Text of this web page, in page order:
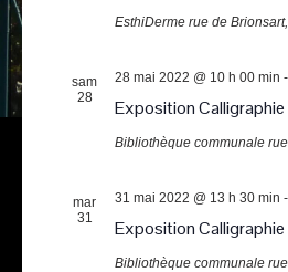
EsthiDerme rue de
sam
28
Exposition Calligraphie
28 mai 2022 @ 10 h 00 min -
Bibliothèque communale
mar
31
Exposition Calligraphie
31 mai 2022 @ 13 h 30 min -
Bibliothèque communale